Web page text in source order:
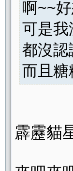
啊~~
可是我
都沒認
而且糖
霹靂貓